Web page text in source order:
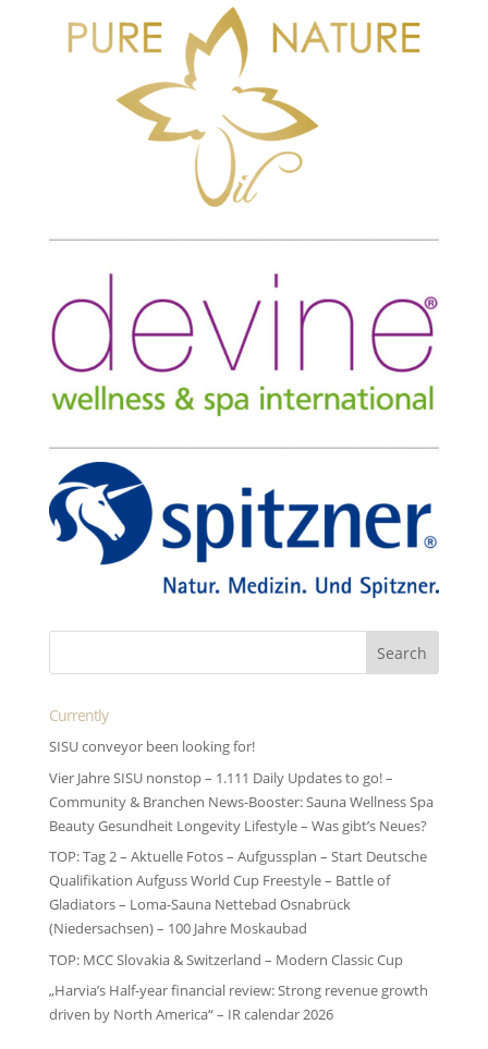
Currently
SISU conveyor been looking for!
Vier Jahre SISU nonstop – 1.111 Daily Updates to go! –
Community & Branchen News-Booster: Sauna Wellness Spa
Beauty Gesundheit Longevity Lifestyle – Was gibt’s Neues?
TOP: Tag 2 – Aktuelle Fotos – Aufgussplan – Start Deutsche
Qualifikation Aufguss World Cup Freestyle – Battle of
Gladiators – Loma-Sauna Nettebad Osnabrück
(Niedersachsen) – 100 Jahre Moskaubad
TOP: MCC Slovakia & Switzerland – Modern Classic Cup
„Harvia’s Half-year financial review: Strong revenue growth
driven by North America“ – IR calendar 2026